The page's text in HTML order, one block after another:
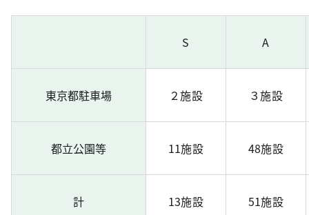
S A
東京都駐車場 ２施設 ３施設
都立公園等 11施設 48施設
計 13施設 51施設